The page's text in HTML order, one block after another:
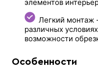
элементов
Легкий монтаж
различных
возможности
Особенности